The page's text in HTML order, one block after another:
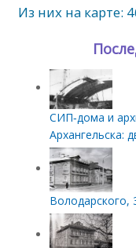
Из них на карте:
СИП‑дома и
Архангельска:
Володарского,